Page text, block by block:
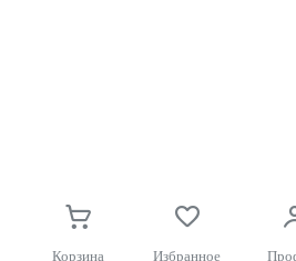
Корзина Избранное